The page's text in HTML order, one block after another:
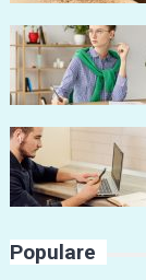
Populare